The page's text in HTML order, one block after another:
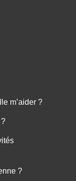
m’aider ?
?